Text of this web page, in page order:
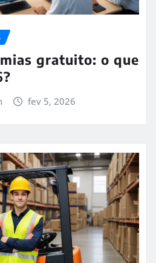
gratuito: o que
fev 5, 2026